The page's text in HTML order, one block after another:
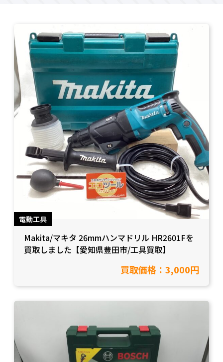
電動工具
Makita/マキタ 26mmハンマドリル HR2601Fを
買取しました【愛知県豊田市/工具買取】
買取価格：3,000円